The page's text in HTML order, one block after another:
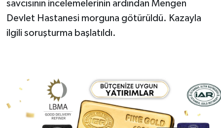
savcısının incelemelerinin ardından Mengen
Devlet Hastanesi morguna götürüldü. Kazayla
ilgili soruşturma başlatıldı.